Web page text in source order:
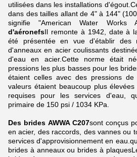
utilisées dans les installations
dans des tailles allant de 4" à 144"
signifie "American Water Works
d'aéronefsIl remonte à 1942, date à
été présentée en vue d'établir des
d'anneaux en acier coulissants
d'eau en acier.Cette norme était
pressions les plus basses pour les
étaient celles avec des pressions
valeurs étaient beaucoup plus
requises pour les services d'eau,
primaire de 150 psi / 1034 KPa.
Des brides AWWA C207sont conçus
en acier, des raccords, des vannes ou
services d'approvisionnement en
brides à anneaux ou brides à